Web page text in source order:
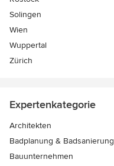
Solingen
Wien
Wuppertal
Zürich
Expertenkategorie
Architekten
Badplanung & Badsanierung
Bauunternehmen